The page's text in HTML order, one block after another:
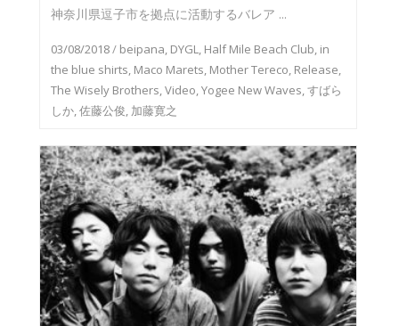
神奈川県逗子市を拠点に活動するバレア ...
03/08/2018/ beipana, DYGL, Half Mile Beach Club, in
the blue shirts, Maco Marets, Mother Tereco, Release,
The Wisely Brothers,Video,Yogee New Waves,すばら
しか,佐藤公俊, 加藤寛之